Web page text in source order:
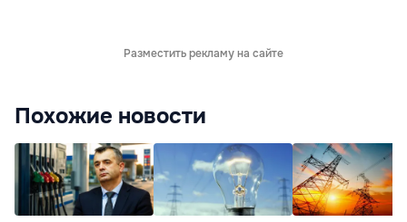
Разместить рекламу на сайте
Похожие новости